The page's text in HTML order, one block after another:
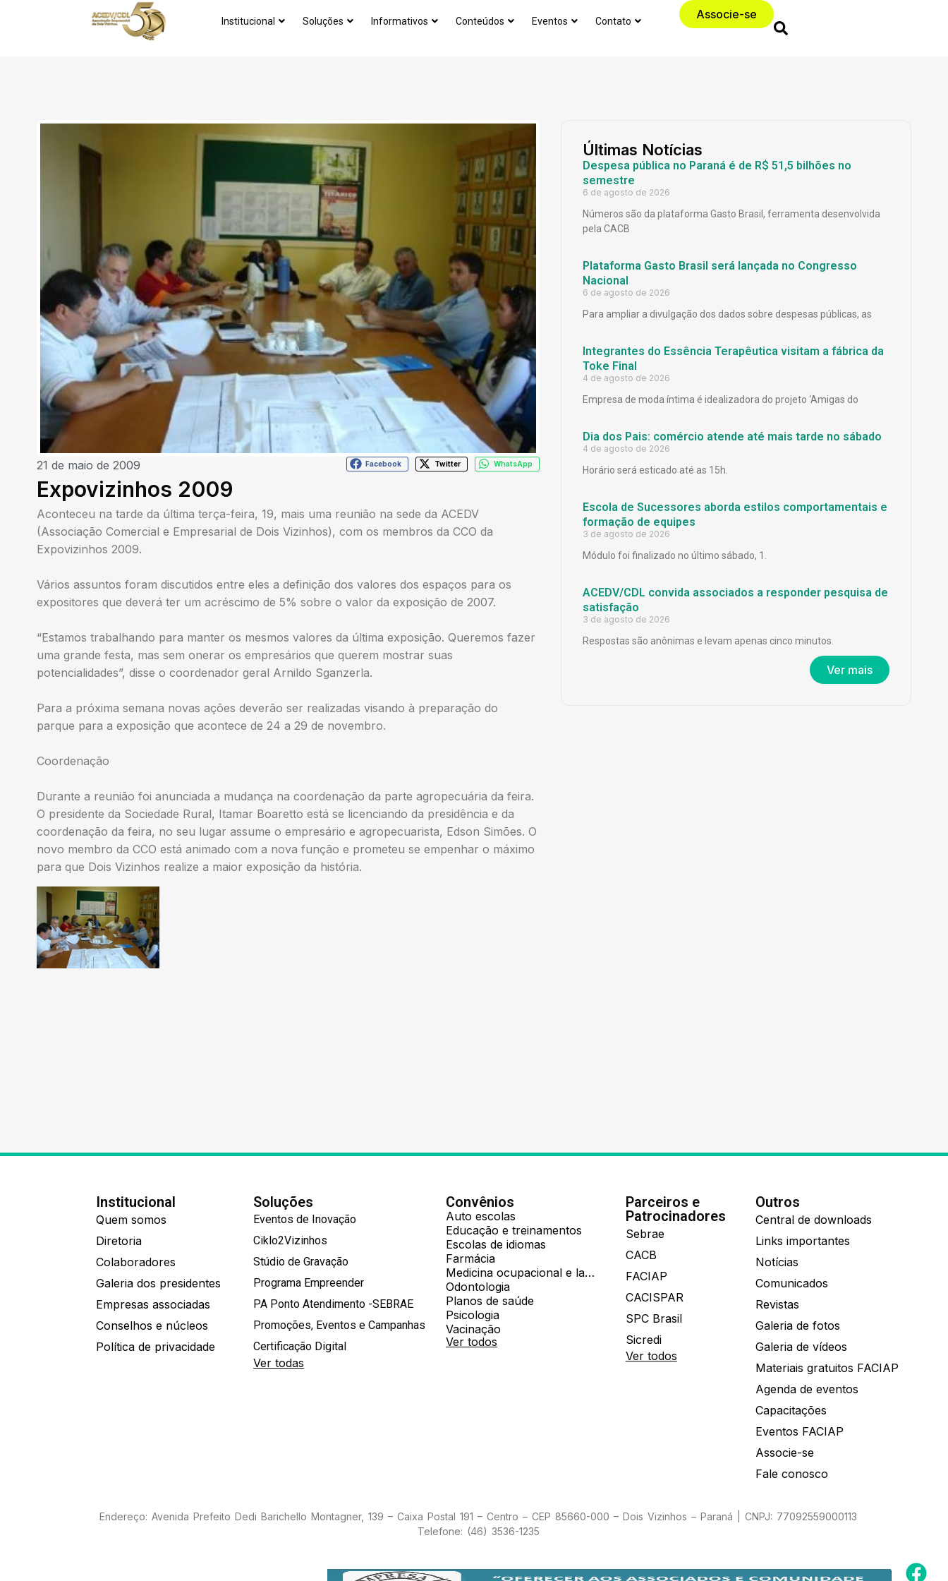
Institucional Soluções Informativos Conteúdos Eventos Contato Associe-se
21 de maio de 2009 Facebook Twitter WhatsApp
Expovizinhos 2009
Aconteceu na tarde da última terça-feira, 19, mais uma reunião na sede da ACEDV
(Associação Comercial e Empresarial de Dois Vizinhos), com os membros da CCO da
Expovizinhos 2009.
Vários assuntos foram discutidos entre eles a definição dos valores dos espaços para os
expositores que deverá ter um acréscimo de 5% sobre o valor da exposição de 2007.
“Estamos trabalhando para manter os mesmos valores da última exposição. Queremos fazer
uma grande festa, mas sem onerar os empresários que querem mostrar suas
potencialidades”, disse o coordenador geral Arnildo Sganzerla.
Para a próxima semana novas ações deverão ser realizadas visando à preparação do
parque para a exposição que acontece de 24 a 29 de novembro.
Coordenação
Durante a reunião foi anunciada a mudança na coordenação da parte agropecuária da feira.
O presidente da Sociedade Rural, Itamar Boaretto está se licenciando da presidência e da
coordenação da feira, no seu lugar assume o empresário e agropecuarista, Edson Simões. O
novo membro da CCO está animado com a nova função e prometeu se empenhar o máximo
para que Dois Vizinhos realize a maior exposição da história.
Últimas Notícias
Despesa pública no Paraná é de R$ 51,5 bilhões no
semestre
6 de agosto de 2026
Números são da plataforma Gasto Brasil, ferramenta desenvolvida
pela CACB
Plataforma Gasto Brasil será lançada no Congresso
Nacional
6 de agosto de 2026
Para ampliar a divulgação dos dados sobre despesas públicas, as
Integrantes do Essência Terapêutica visitam a fábrica da
Toke Final
4 de agosto de 2026
Empresa de moda íntima é idealizadora do projeto ‘Amigas do
Dia dos Pais: comércio atende até mais tarde no sábado
4 de agosto de 2026
Horário será esticado até as 15h.
Escola de Sucessores aborda estilos comportamentais e
formação de equipes
3 de agosto de 2026
Módulo foi finalizado no último sábado, 1.
ACEDV/CDL convida associados a responder pesquisa de
satisfação
3 de agosto de 2026
Respostas são anônimas e levam apenas cinco minutos.
Ver mais
Institucional
Quem somos
Diretoria
Colaboradores
Galeria dos presidentes
Empresas associadas
Conselhos e núcleos
Política de privacidade
Soluções
Eventos de Inovação
Ciklo2Vizinhos
Stúdio de Gravação
Programa Empreender
PA Ponto Atendimento -SEBRAE
Promoções, Eventos e Campanhas
Certificação Digital
Ver todas
Convênios
Auto escolas
Educação e treinamentos
Escolas de idiomas
Farmácia
Medicina ocupacional e laboratorial
Odontologia
Planos de saúde
Psicologia
Vacinação
Ver todos
Parceiros e
Patrocinadores
Sebrae
CACB
FACIAP
CACISPAR
SPC Brasil
Sicredi
Ver todos
Outros
Central de downloads
Links importantes
Notícias
Comunicados
Revistas
Galeria de fotos
Galeria de vídeos
Materiais gratuitos FACIAP
Agenda de eventos
Capacitações
Eventos FACIAP
Associe-se
Fale conosco
Endereço: Avenida Prefeito Dedi Barichello Montagner, 139 – Caixa Postal 191 – Centro – CEP 85660-000 – Dois Vizinhos – Paraná | CNPJ: 77092559000113
Telefone: (46) 3536-1235